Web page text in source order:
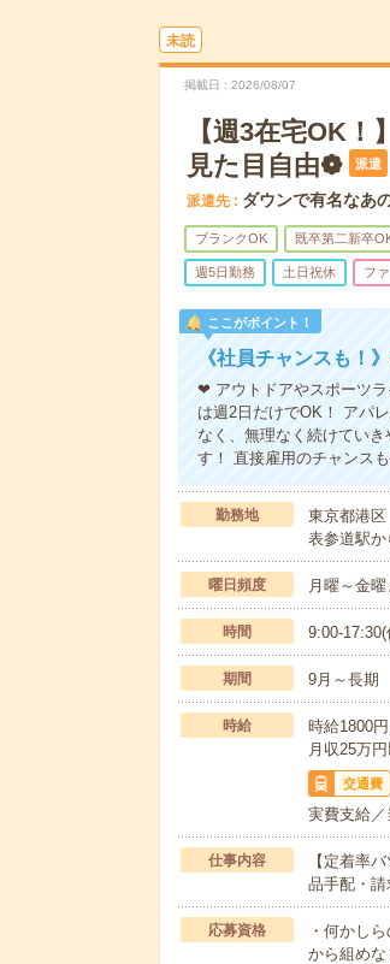
未読
掲載日 2026/08/07
【週3在宅OK
見た目自由❁
派遣
派遣先 ダウンで有名なあ
ブランクOK 既卒第二新卒
週5日勤務 土日祝休 フ
ここがポイント！
《社員チャンスも！
❤ アウトドアやスポーツ
は週2日だけでOK！ アパ
なく、無理なく続けてい
す！ 直接雇用のチャンス
勤務地
東京都港区
表参道駅
曜日頻度 月曜～金
時間 9:00-
期間 9月～長期
時給
時給1800
月収25万
交通費
実費支給／
仕事内容
【定着率
品手配・
応募資格
・何かし
から組め